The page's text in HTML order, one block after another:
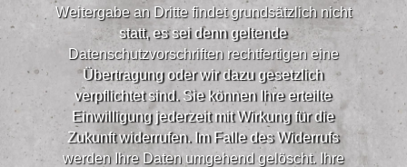
Weitergabe an Dritte findet grundsätzlich nicht
statt, es sei denn geltende
Datenschutzvorschriften rechtfertigen eine
Übertragung oder wir dazu gesetzlich
verpflichtet sind. Sie können Ihre erteilte
Einwilligung jederzeit mit Wirkung für die
Zukunft widerrufen. Im Falle des Widerrufs
werden Ihre Daten umgehend gelöscht. Ihre